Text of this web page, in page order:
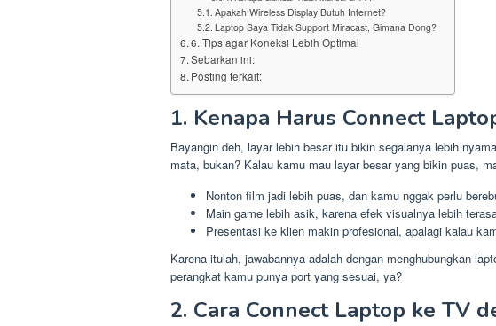
Apakah Wireless Display Butuh Internet?
Laptop Saya Tidak Support Miracast, Gimana Dong?
6. Tips agar Koneksi Lebih Optimal
Sebarkan ini:
Posting terkait:
1. Kenapa Harus Connect
Bayangin deh, layar lebih besar itu bikin segalanya lebih
mata, bukan? Kalau kamu mau layar besar yang bikin puas,
Nonton film jadi lebih puas, dan kamu nggak perlu
Main game lebih asik, karena efek visualnya lebih
Presentasi ke klien makin profesional, apalagi kalau
Karena itulah, jawabannya adalah dengan menghubungkan
perangkat kamu punya port yang sesuai, ya?
2. Cara Connect Laptop ke TV